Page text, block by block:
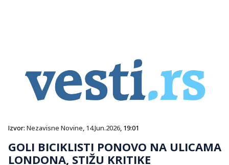
Izvor: Nezavisne Novine, 14.Jun.2026, 19:01
GOLI BICIKLISTI PONOVO NA ULICAMA
LONDONA, STIŽU KRITIKE